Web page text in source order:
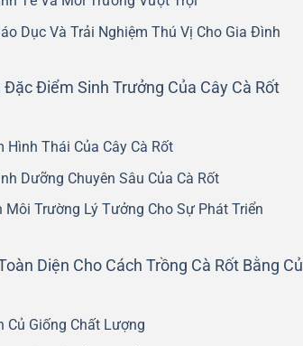
Dục Và Trải Nghiệm Thú Vị Cho Gia Đình
Đặc Điểm Sinh Trưởng Của Cây Cà Rốt
Hình Thái Của Cây Cà Rốt
Dưỡng Chuyên Sâu Của Cà Rốt
Môi Trường Lý Tưởng Cho Sự Phát Triển
Diện Cho Cách Trồng Cà Rốt Bằng Củ
Củ Giống Chất Lượng